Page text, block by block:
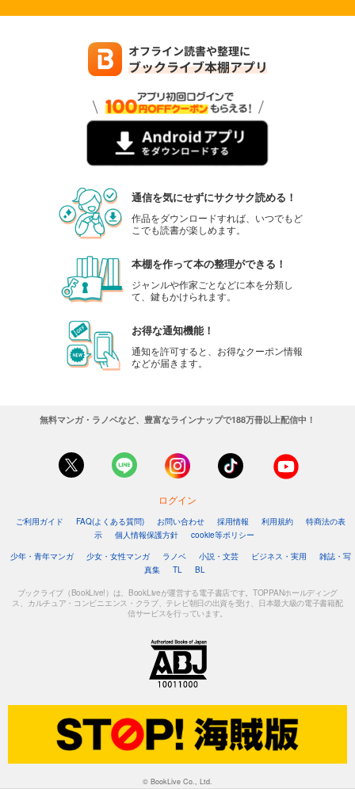
通信を気にせずにサクサク読める！
作品をダウンロードすれば、いつでもど
こでも読書が楽しめます。
本棚を作って本の整理ができる！
ジャンルや作家ごとなどに本を分類し
て、鍵もかけられます。
お得な通知機能！
通知を許可すると、お得なクーポン情報
などが届きます。
無料マンガ・ラノベなど、豊富なラインナップで188万冊以上配信中！
ログイン
ご利用ガイド FAQ(よくある質問) お問い合わせ 採用情報 利用規約
特商法の表
示
個人情報保護方針
cookie等ポリシー
少年・青年マンガ
少女・女性マンガ ラノベ 小説・文芸 ビジネス・実用
雑誌・写
真集
TL BL
ブックライブ（BookLive!）は、BookLiveが運営する電子書店です。TOPPANホールディング
ス、カルチュア・コンビニエンス・クラブ、テレビ朝日の出資を受け、日本最大級の電子書籍配
信サービスを行っています。
© BookLive Co., Ltd.